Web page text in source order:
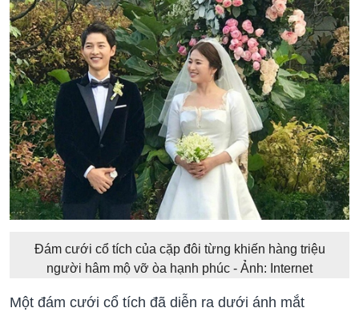
Đám cưới cổ tích của cặp đôi từng khiến hàng triệu
người hâm mộ vỡ òa hạnh phúc - Ảnh: Internet
Một đám cưới cổ tích đã diễn ra dưới ánh mắt